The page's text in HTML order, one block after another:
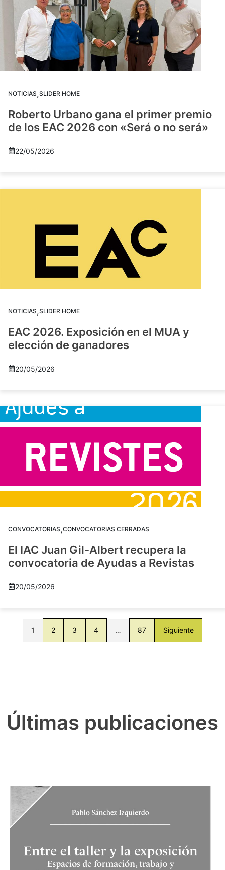
NOTICIAS,SLIDER HOME
Roberto Urbano gana el primer premio
de los EAC 2026 con «Será o no será»
22/05/2026
NOTICIAS,SLIDER HOME
EAC 2026. Exposición en el MUA y
elección de ganadores
20/05/2026
CONVOCATORIAS,CONVOCATORIAS CERRADAS
El IAC Juan Gil-Albert recupera la
convocatoria de Ayudas a Revistas
20/05/2026
1 2 3 4 … 87 Siguiente
Últimas publicaciones